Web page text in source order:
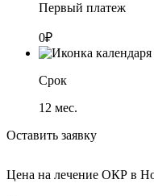
Первый платеж
0₽
Срок
12 мес.
Оставить заявку
Цена на лечение ОКР в